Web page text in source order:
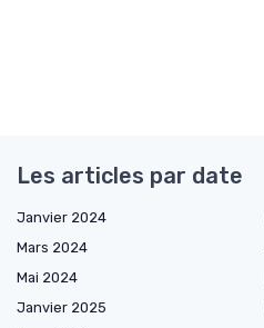
Les articles par date
Janvier 2024
Mars 2024
Mai 2024
Janvier 2025